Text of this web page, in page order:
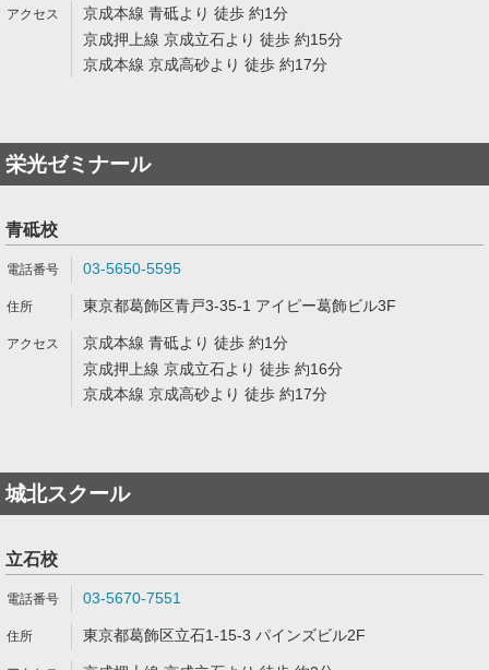
京成本線 青砥より 徒歩 約1分
京成押上線 京成立石より 徒歩 約15分
京成本線 京成高砂より 徒歩 約17分
栄光ゼミナール
青砥校
03-5650-5595
東京都葛飾区青戸3-35-1 アイピー葛飾ビル3F
京成本線 青砥より 徒歩 約1分
京成押上線 京成立石より 徒歩 約16分
京成本線 京成高砂より 徒歩 約17分
城北スクール
立石校
03-5670-7551
東京都葛飾区立石1-15-3 パインズビル2F